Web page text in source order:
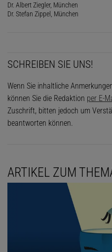
Dr. Albert Ziegler, München
Dr. Stefan Zippel, München
SCHREIBEN SIE UNS!
Wenn Sie inhaltliche
können Sie die Redaktion per E-
Zuschrift, bitten jedoch um
beantworten können.
ARTIKEL ZUM